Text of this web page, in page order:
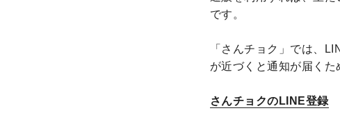
です。
「さんチョク」では、
が近づくと通知が届くた
さんチョクのLINE登録